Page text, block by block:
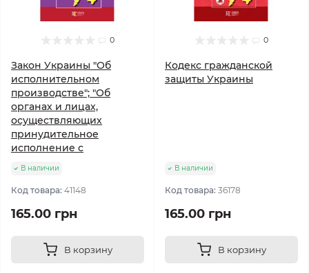
0
Закон Украины "Об
исполнительном
производстве"; "Об
органах и лицах,
осуществляющих
принудительное
исполнение с
В наличии
Код товара: 41148
165.00 грн
В корзину
0
Кодекс гражданской
защиты Украины
В наличии
Код товара: 36178
165.00 грн
В корзину